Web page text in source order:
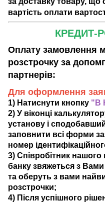
вартість оплати
КРЕДИТ-
Оплату замовлення
розстрочку за
партнерів:
Для оформлення
1) Натиснути кнопку "В
2) У віконці
установу і
заповнити всі форми
номер
3) Співробітник нашого
банку звяжеться з
та оберуть з вами
розстрочки;
4) Після успішного